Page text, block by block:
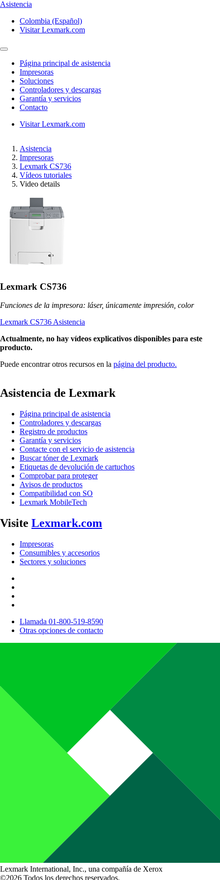
Asistencia
Colombia (Español)
Visitar Lexmark.com
Página principal de asistencia
Impresoras
Soluciones
Controladores y descargas
Garantía y servicios
Contacto
Visitar Lexmark.com
Asistencia
Impresoras
Lexmark CS736
Vídeos tutoriales
Video details
Lexmark CS736
Funciones de la impresora: láser, únicamente impresión, color
Lexmark CS736 Asistencia
Actualmente, no hay vídeos explicativos disponibles para este
producto.
Puede encontrar otros recursos en la página del producto.
Asistencia de Lexmark
Página principal de asistencia
Controladores y descargas
Registro de productos
Garantía y servicios
Contacte con el servicio de asistencia
Buscar tóner de Lexmark
Etiquetas de devolución de cartuchos
Comprobar para proteger
Avisos de productos
Compatibilidad con SO
Lexmark MobileTech
Visite Lexmark.com
Impresoras
Consumibles y accesorios
Sectores y soluciones
Llamada 01-800-519-8590
Otras opciones de contacto
Lexmark International, Inc., una compañía de Xerox
©2026 Todos los derechos reservados.